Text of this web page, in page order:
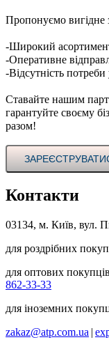
Пропонуємо вигідне
-Широкий
-Оперативне
-Відсутність
Ставайте нашим
гарантуйте своєму
разом!
Контакти
03134, м. Київ, вул.
для роздрібних
для оптових
862-33-33
для іноземних
zakaz@atp.com.ua |